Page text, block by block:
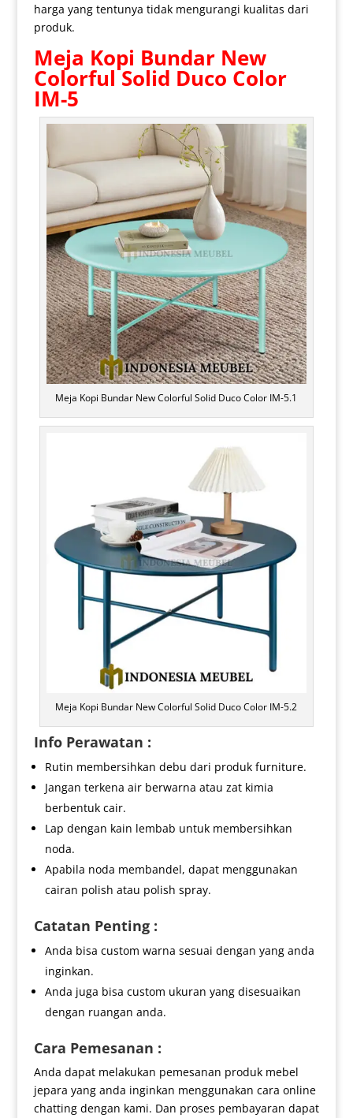
harga yang tentunya tidak mengurangi kualitas dari
produk.
Meja Kopi BundarNew
Colorful Solid Duco Color
IM-5
Meja Kopi Bundar New Colorful Solid Duco Color IM-5.1
Meja Kopi Bundar New Colorful Solid Duco Color IM-5.2
Info Perawatan :
Rutin membersihkan debu dari produk furniture.
Jangan terkena air berwarna atau zat kimia
berbentuk cair.
Lap dengan kain lembab untuk membersihkan
noda.
Apabila noda membandel, dapat menggunakan
cairan polish atau polish spray.
Catatan Penting :
Anda bisa custom warna sesuai dengan yang anda
inginkan.
Anda juga bisa custom ukuran yang disesuaikan
dengan ruangan anda.
Cara Pemesanan :
Anda dapat melakukan pemesanan produk mebel
jepara yang anda inginkan menggunakan cara online
chatting dengan kami. Dan proses pembayaran dapat